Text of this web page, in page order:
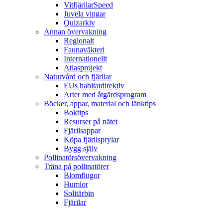
VitfjärilarSpeed
Juvela vingar
Quizarkiv
Annan övervakning
Regionalt
Faunaväkteri
Internationellt
Atlasprojekt
Naturvård och fjärilar
EUs habitatdirektiv
Arter med åtgärdsprogram
Böcker, appar, material och länktips
Boktips
Resurser på nätet
Fjärilsappar
Köpa fjärilsprylar
Bygg själv
Pollinatörsövervakning
Träna på pollinatörer
Blomflugor
Humlor
Solitärbin
Fjärilar